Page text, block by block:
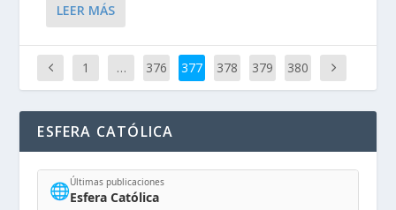
LEER MÁS
1 … 376 377 378 379 380
ESFERA CATÓLICA
🌐Últimas publicaciones
Esfera Católica